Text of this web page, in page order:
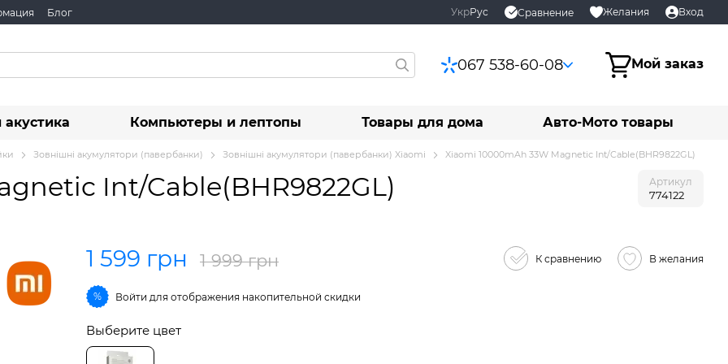
Блог УкрРус Сравнение Желания Вход
067 538-60-08 Мой заказ
Компьютеры и лептопы Товары для дома Авто-Мото товары
Зовнішні акумулятори (павербанки) Зовнішні акумулятори (павербанки) Xiaomi Xiaomi 10000mAh 33W Magnetic Int/Cable(BHR9822GL)
Int/Cable(BHR9822GL) Артикул
774122
1 599 грн 1 999 грн К сравнению В желания
% Войти для отображения накопительной скидки
Выберите цвет